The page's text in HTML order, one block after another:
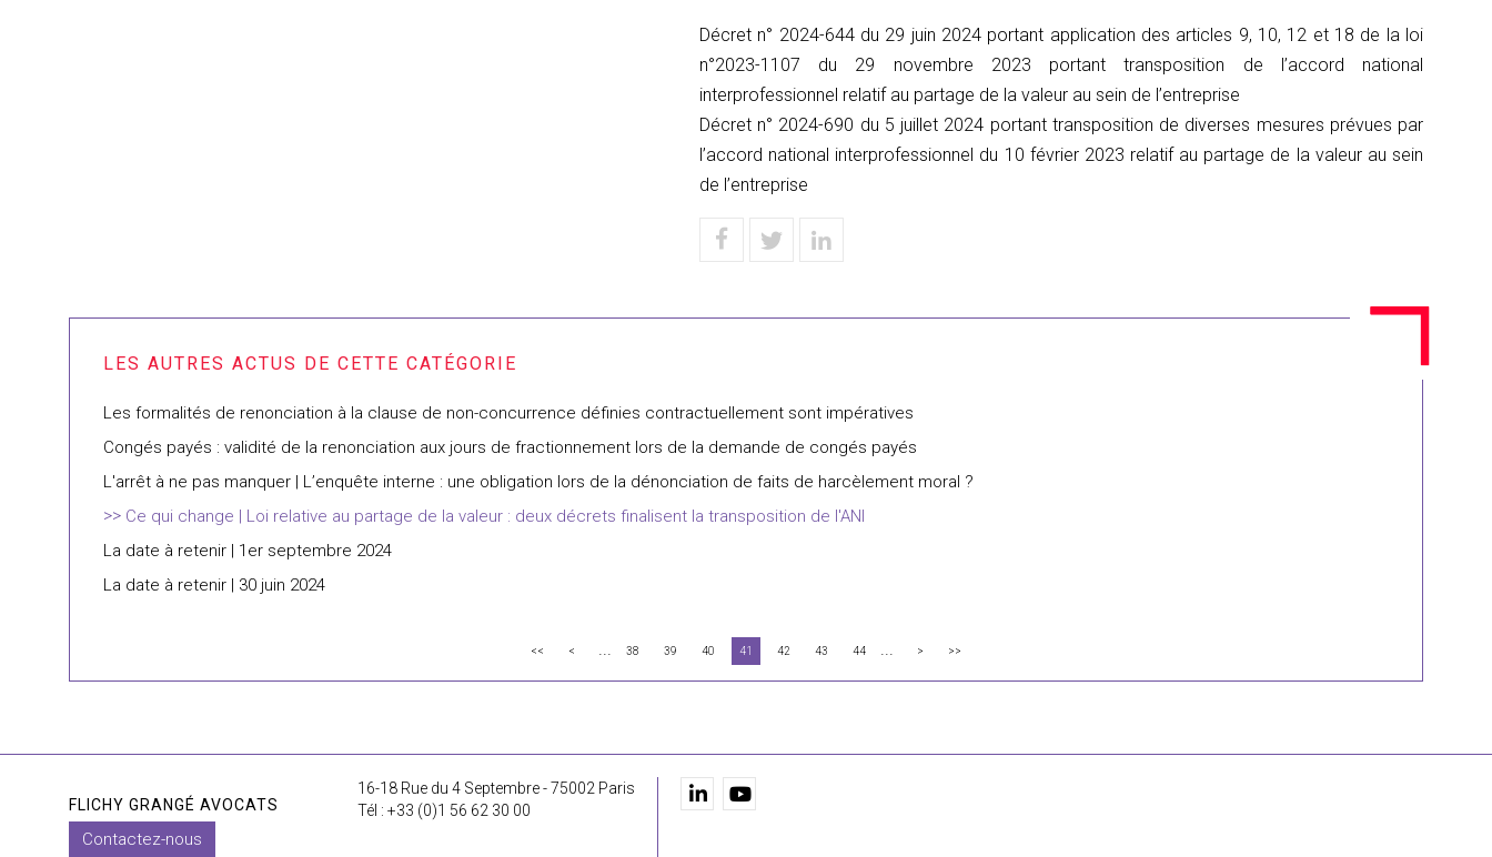
Décret n° 2024-644 du 29 juin 2024 portant application des articles 9, 10, 12 et 18 de la loi
n°2023-1107 du 29 novembre 2023 portant transposition de l’accord national
interprofessionnel relatif au partage de la valeur au sein de l’entreprise
Décret n° 2024-690 du 5 juillet 2024 portant transposition de diverses mesures prévues par
l’accord national interprofessionnel du 10 février 2023 relatif au partage de la valeur au sein
de l’entreprise
Les formalités de renonciation à la clause de non-concurrence définies contractuellement sont impératives
Congés payés : validité de la renonciation aux jours de fractionnement lors de la demande de congés payés
L'arrêt à ne pas manquer | L’enquête interne : une obligation lors de la dénonciation de faits de harcèlement moral ?
Ce qui change | Loi relative au partage de la valeur : deux décrets finalisent la transposition de l'ANI
La date à retenir | 1er septembre 2024
La date à retenir | 30 juin 2024
<< < ... 38 39 40 41 42 43 44 ... > >>
FLICHY GRANGÉ AVOCATS
16-18 Rue du 4 Septembre - 75002 Paris
Tél : +33 (0)1 56 62 30 00
Contactez-nous